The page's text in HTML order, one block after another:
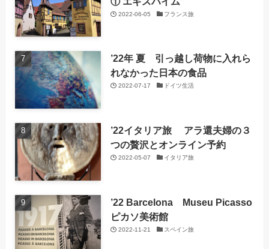
2022-06-05 フランス旅
’22年 夏 引っ越し荷物に入れら
れなかった日本の食品
2022-07-17 ドイツ生活
’22イタリア旅 アラ還夫婦の３
つの贅沢とオンライン予約
2022-05-07 イタリア旅
’22 Barcelona Museu Picasso
ピカソ美術館
2022-11-21 スペイン旅